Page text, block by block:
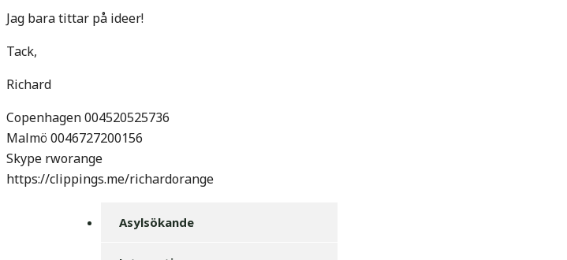
Jag bara tittar på ideer!
Tack,
Richard
Copenhagen 004520525736
Malmö 0046727200156
Skype rworange
https://clippings.me/richardorange
Asylsökande